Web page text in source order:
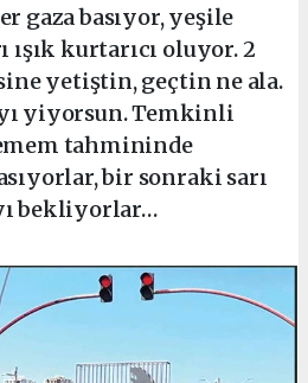
gaza basıyor, yeşile
ışık kurtarıcı oluyor. 2
yetiştin, geçtin ne ala.
yiyorsun. Temkinli
tahmininde
bir sonraki sarı
bekliyorlar…